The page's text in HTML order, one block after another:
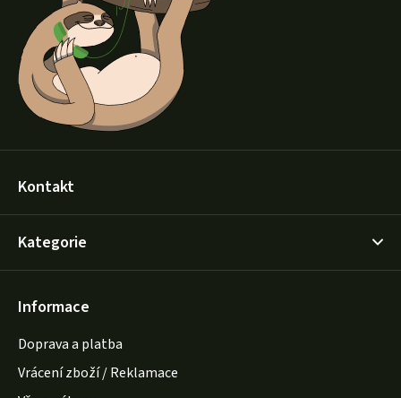
Kontakt
Kategorie
Informace
Doprava a platba
Vrácení zboží / Reklamace